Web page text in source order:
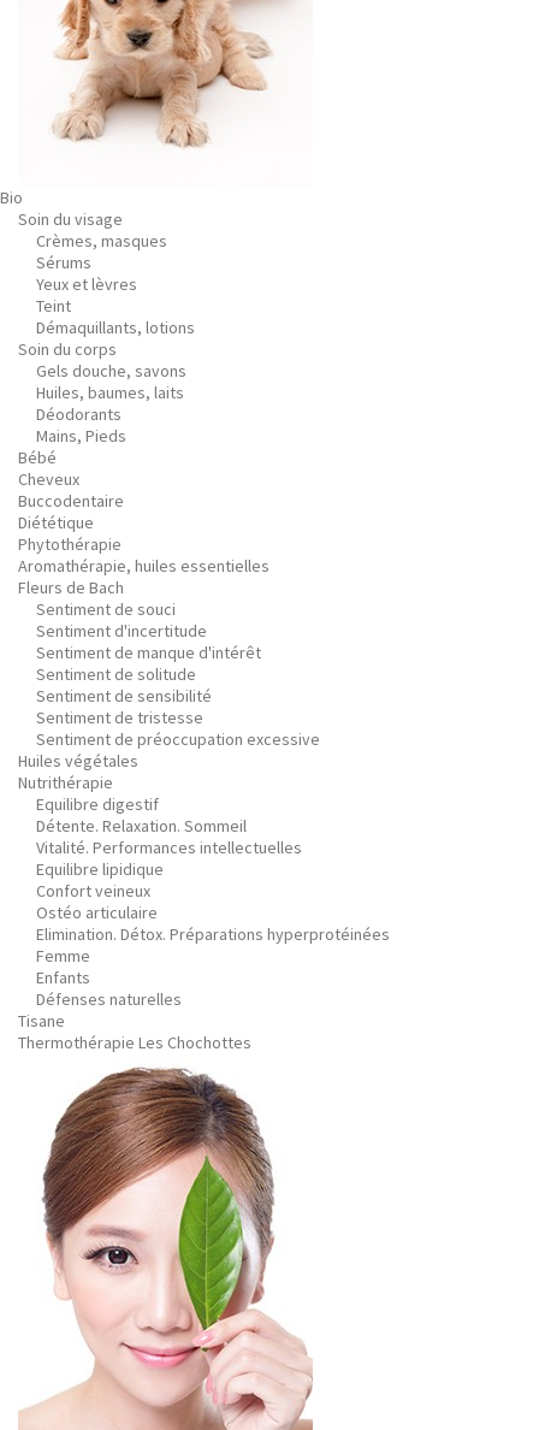
Bio
Soin du visage
Crèmes, masques
Sérums
Yeux et lèvres
Teint
Démaquillants, lotions
Soin du corps
Gels douche, savons
Huiles, baumes, laits
Déodorants
Mains, Pieds
Bébé
Cheveux
Buccodentaire
Diététique
Phytothérapie
Aromathérapie, huiles essentielles
Fleurs de Bach
Sentiment de souci
Sentiment d'incertitude
Sentiment de manque d'intérêt
Sentiment de solitude
Sentiment de sensibilité
Sentiment de tristesse
Sentiment de préoccupation excessive
Huiles végétales
Nutrithérapie
Equilibre digestif
Détente. Relaxation. Sommeil
Vitalité. Performances intellectuelles
Equilibre lipidique
Confort veineux
Ostéo articulaire
Elimination. Détox. Préparations hyperprotéinées
Femme
Enfants
Défenses naturelles
Tisane
Thermothérapie Les Chochottes